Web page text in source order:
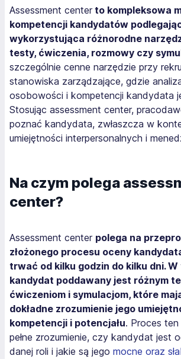
Assessment centerto kompleksowa
kompetencji kandydatów
wykorzystująca różnorodne
testy, ćwiczenia, rozmowy czy
szczególnie cenne narzędzie przy
stanowiska zarządzające, gdzie
osobowości i kompetencji kandydata
Stosując assessment center,
poznać kandydata, zwłaszcza w
umiejętności interpersonalnych i
Na czym polega
center?
Assessment center polega na
złożonego procesu oceny
trwać od kilku godzin do kilku dni.
kandydat poddawany jest różnym
ćwiczeniom i symulacjom, które
dokładne zrozumienie jego
kompetencji i potencjału. Proces
pełne zrozumienie, czy kandydat jest
danej roli i jakie są jego mocne oraz